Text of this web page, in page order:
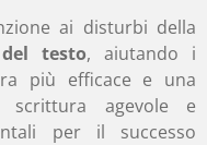
ai disturbi della
testo, aiutando i
più efficace e una
scrittura agevole e
per il successo